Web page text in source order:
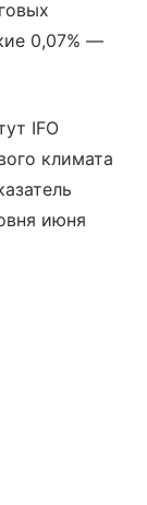
0,07% —
IFO
климата
июня